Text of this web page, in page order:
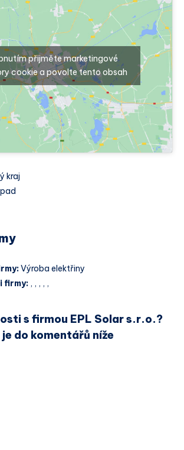
přijměte marketingové
cookie a povolte tento obsah
kraj
Výroba elektřiny
firmy: , , , , ,
s firmou EPL Solar s.r.o.?
do komentářů níže